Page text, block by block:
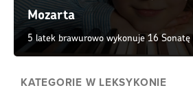
Mozarta
5 latek brawurowo wykonuje 16 Sonatę
KATEGORIE W LEKSYKONIE